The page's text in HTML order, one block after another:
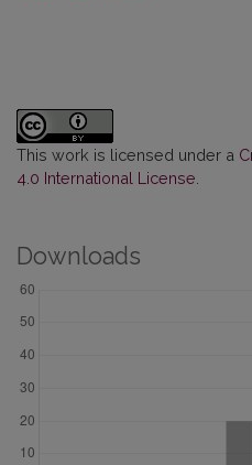
This work is licensed under a
4.0 International License
Downloads